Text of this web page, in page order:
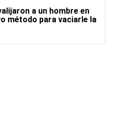
a un hombre en
método para vaciarle la